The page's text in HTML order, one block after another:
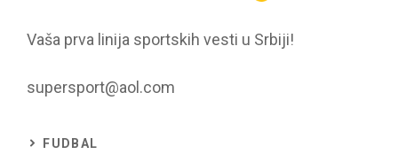
Vaša prva linija sportskih vesti u Srbiji!
supersport@aol.com
FUDBAL